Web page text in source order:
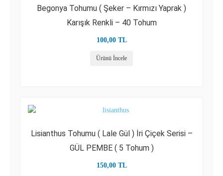
Begonya Tohumu ( Şeker – Kırmızı Yaprak )
Karışık Renkli – 40 Tohum
100,00 TL
Ürünü İncele
Lisianthus Tohumu ( Lale Gül ) İri Çiçek Serisi –
GÜL PEMBE ( 5 Tohum )
150,00 TL